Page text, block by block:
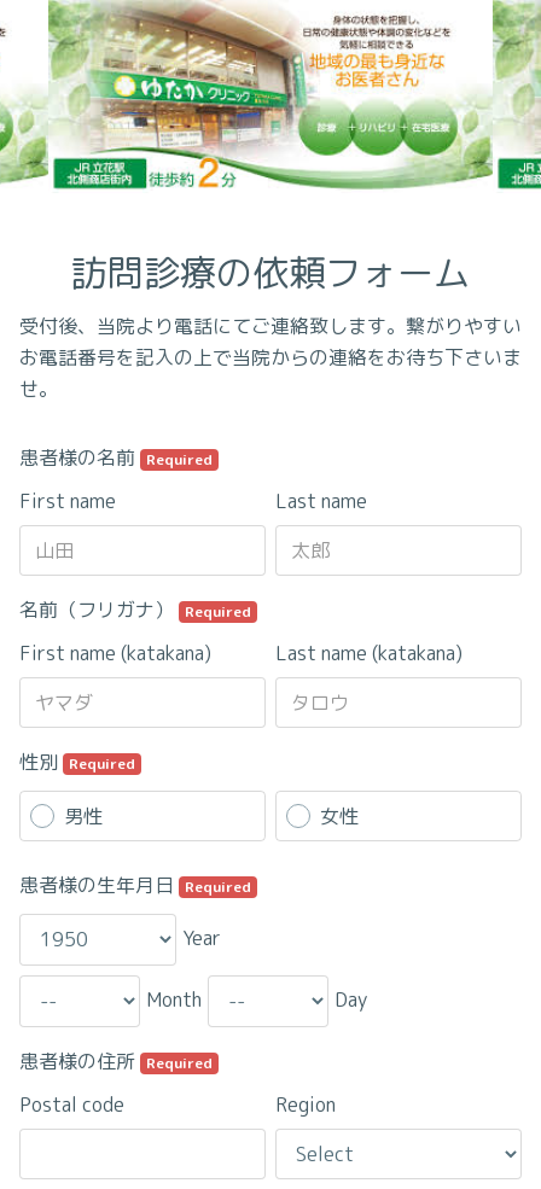
訪問診療の依頼フォーム
受付後、当院より電話にてご連絡致します。繋がりやすい
お電話番号を記入の上で当院からの連絡をお待ち下さいま
せ。
患者様の名前 Required
Last name
First name
名前（フリガナ） Required
Last name (katakana)
First name (katakana)
性別 Required
男性 女性
患者様の生年月日 Required
Year
Month Day
患者様の住所 Required
Postal code Region